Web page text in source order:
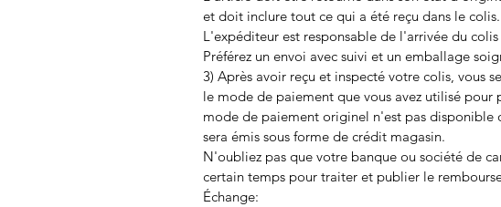
et doit inclure tout ce qui a été reçu dans le colis.
L'expéditeur est responsable de l'arrivée du
Préférez un envoi avec suivi et un emballage
3) Après avoir reçu et inspecté votre colis, vous
le mode de paiement que vous avez utilisé pour
mode de paiement originel n'est pas disponible
sera émis sous forme de crédit magasin.
N'oubliez pas que votre banque ou société de
certain temps pour traiter et publier le
Échange: